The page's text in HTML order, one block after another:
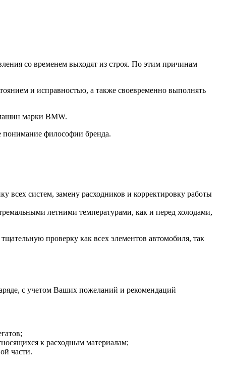
со временем выходят из строя. По этим причинам
и исправностью, а также своевременно выполнять
марки BMW.
понимание философии бренда.
всех систем, замену расходников и корректировку работы
летними температурами, как и перед холодами,
проверку как всех элементов автомобиля, так
с учетом Ваших пожеланий и рекомендаций
к расходным материалам;
части.